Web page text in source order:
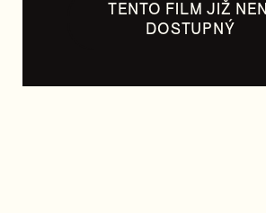
TENTO FILM JIŽ NENÍ
DOSTUPNÝ